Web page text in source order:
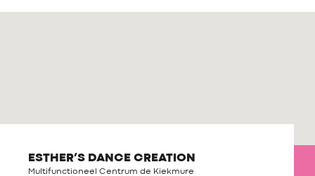
ESTHER’S DANCE CREATION
Multifunctioneel Centrum de Kiekmure